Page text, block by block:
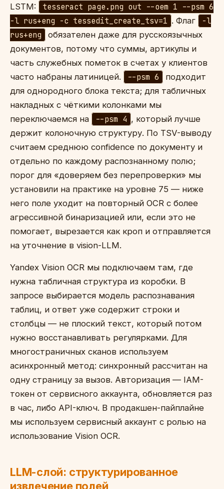
LSTM:
tesseract page.png out --oem 1 --psm 6
-l rus+eng -c tessedit_create_tsv=1 . Флаг
-l
rus+eng
обязателен даже для русскоязычных
документов, потому что суммы, артикулы и
часть служебных пометок в счетах у клиентов
часто набраны латиницей.
--psm 6
подходит
для однородного блока текста; для табличных
накладных с чёткими колонками мы
переключаемся на
--psm 4 , который лучше
держит колоночную структуру. По TSV-выводу
считаем среднюю confidence по документу и
отдельно по каждому распознанному полю;
порог для «доверяем без перепроверки» мы
установили на практике на уровне 75 — ниже
него поле уходит на повторный OCR с более
агрессивной бинаризацией или, если это не
помогает, вырезается как кроп и отправляется
на уточнение в vision-LLM.
Yandex Vision OCR мы подключаем там, где
нужна табличная структура из коробки. В
запросе выбирается модель распознавания
таблиц, и ответ уже содержит строки и
столбцы — не плоский текст, который потом
нужно восстанавливать регулярками. Для
многостраничных сканов используем
асинхронный метод: синхронный рассчитан на
одну страницу за вызов. Авторизация — IAM-
токен от сервисного аккаунта, обновляется раз
в час, либо API-ключ. В продакшен-пайплайне
мы используем сервисный аккаунт с ролью на
использование Vision OCR.
LLM-слой: структурированное
извлечение полей